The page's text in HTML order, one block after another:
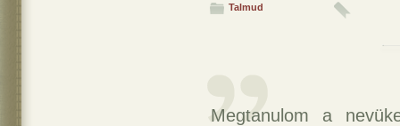
Talmud
Megtanulom a